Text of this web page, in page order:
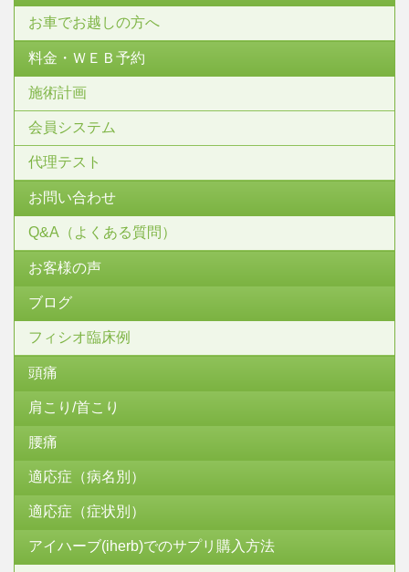
お車でお越しの方へ
料金・ＷＥＢ予約
施術計画
会員システム
代理テスト
お問い合わせ
Q&A（よくある質問）
お客様の声
ブログ
フィシオ臨床例
頭痛
肩こり/首こり
腰痛
適応症（病名別）
適応症（症状別）
アイハーブ(iherb)でのサプリ購入方法